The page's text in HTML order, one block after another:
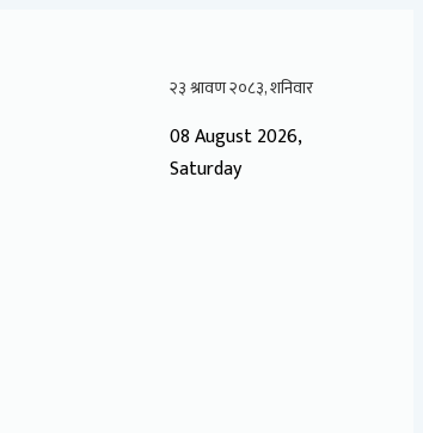
08 August 2026,
Saturday